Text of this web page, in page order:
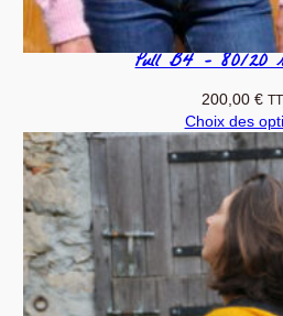
Pull B4 – 80/20
200,00 €
Choix des